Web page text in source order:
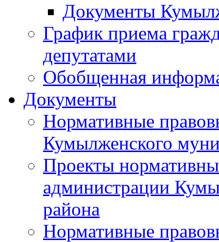
Документы
График приема
депутатами
Обобщенная
Документы
Нормативные
Кумылженского
Проекты
администрации
района
Нормативные